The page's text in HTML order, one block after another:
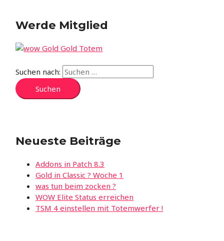
Werde Mitglied
Suchen nach:
Neueste Beiträge
Addons in Patch 8.3
Gold in Classic ? Woche 1
was tun beim zocken ?
WOW Elite Status erreichen
TSM 4 einstellen mit Totemwerfer !